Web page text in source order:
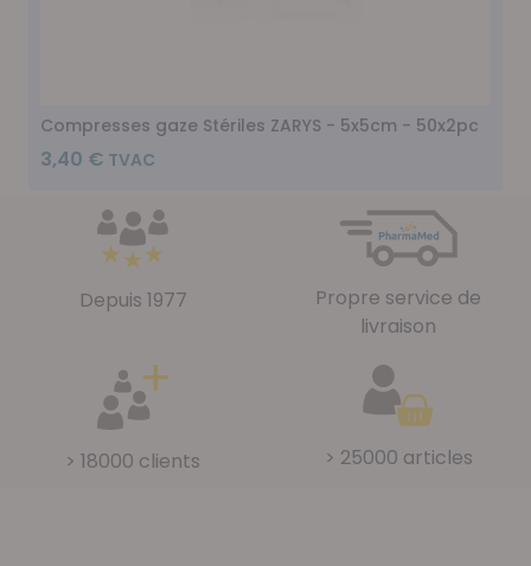
Compresses gaze Stériles ZARYS - 5x5cm - 50x2pc
3,40 €
Depuis 1977
Propre service de
livraison
> 18000 clients > 25000 articles